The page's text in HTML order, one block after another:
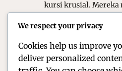
kursi krusial. Mereka
bawah tekanan
We respect your privacy
Cookies help us improve
deliver personalized